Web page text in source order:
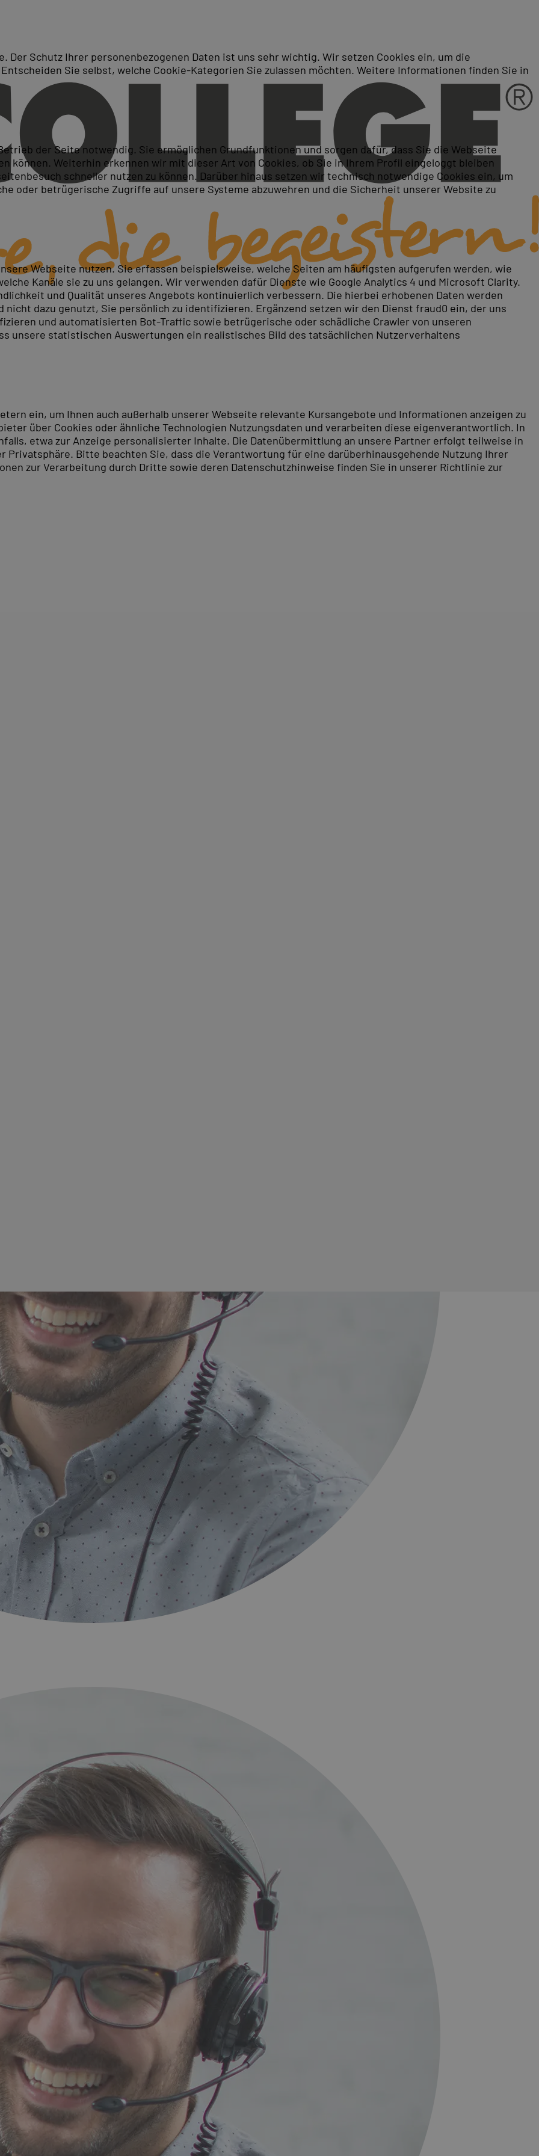
(Virtual University Enterprises)
Enterprises)
Fachkenntnisse nach international anerkannten Standards. PC-COLLEGE bietet Ihnen die Möglichkeit, die
PC-COLLEGE die Teilnahme an weltweit anerkannten IT-Zertifizierungsprüfungen. Pearson VUE zählt zu den
mit zahlreichen Technologieherstellern und Organisationen zusammen, darunter Microsoft, Cisco,
Qualifikationen und unterstützen Sie dabei, Ihre Kenntnisse in den Bereichen IT, Cloud Computing,
und freie Testplatz-Kapazitäten zu garantieren, bieten wir Pearson VUE Prüfungen
den Prüfungsgebühren sowie zur unkomplizierten Anmeldung erhalten Sie ganz bequem im Laufe Ihres
Kurs.
Pearson VUE Testcenter durch:
Pearson VUE angeboten?
Validierungen. Über diese Plattform können Sie unter anderem folgende herstellerübergreifende und
Der Schutz Ihrer personenbezogenen Daten ist uns sehr wichtig. Wir setzen Cookies ein, um die
Sie selbst, welche Cookie-Kategorien Sie zulassen möchten. Weitere Informationen finden Sie in
der Seite notwendig. Sie ermöglichen Grundfunktionen und sorgen dafür, dass Sie die Webseite
können. Weiterhin erkennen wir mit dieser Art von Cookies, ob Sie in Ihrem Profil eingeloggt bleiben
schneller nutzen zu können. Darüber hinaus setzen wir technisch notwendige Cookies ein, um
oder betrügerische Zugriffe auf unsere Systeme abzuwehren und die Sicherheit unserer Website zu
Webseite nutzen. Sie erfassen beispielsweise, welche Seiten am häufigsten aufgerufen werden, wie
Kanäle sie zu uns gelangen. Wir verwenden dafür Dienste wie Google Analytics 4 und Microsoft Clarity.
und Qualität unseres Angebots kontinuierlich verbessern. Die hierbei erhobenen Daten werden
dazu genutzt, Sie persönlich zu identifizieren. Ergänzend setzen wir den Dienst fraud0 ein, der uns
und automatisierten Bot-Traffic sowie betrügerische oder schädliche Crawler von unseren
unsere statistischen Auswertungen ein realistisches Bild des tatsächlichen Nutzerverhaltens
ein, um Ihnen auch außerhalb unserer Webseite relevante Kursangebote und Informationen anzeigen zu
über Cookies oder ähnliche Technologien Nutzungsdaten und verarbeiten diese eigenverantwortlich. In
etwa zur Anzeige personalisierter Inhalte. Die Datenübermittlung an unsere Partner erfolgt teilweise in
Privatsphäre. Bitte beachten Sie, dass die Verantwortung für eine darüberhinausgehende Nutzung Ihrer
zur Verarbeitung durch Dritte sowie deren Datenschutzhinweise finden Sie in unserer Richtlinie zur